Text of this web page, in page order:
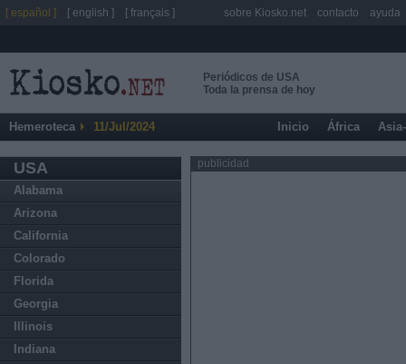
Periódicos de USA
Toda la prensa de hoy
Hemeroteca 11/Jul/2024 Inicio África
USA
Alabama
Arizona
California
Colorado
Florida
Georgia
Illinois
Indiana
publicidad
[ español ] [ english ] [ français ] sobre Kiosko.net contacto ayuda